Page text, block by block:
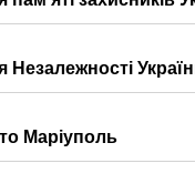
Маріуполь